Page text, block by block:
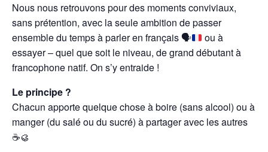
Nous nous retrouvons pour des moments conviviaux,
sans prétention, avec la seule ambition de passer
ensemble du temps à parler en français🗣️
ou à
essayer – quel que soit le niveau, de grand débutant à
francophone natif. On s’y entraide !
Le principe ?
Chacun apporte quelque chose à boire (sans alcool) ou à
manger (du salé ou du sucré) à partager avec les autres
☕️🥮